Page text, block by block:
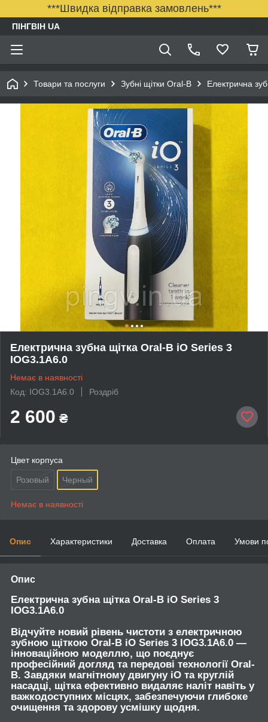
***Швидка відправка замовлень***
ПІНГВІН UA
Товари та послуги Зубні щітки Oral-B Електрична
Електрична зубна щітка Oral-B iO Series 3
IOG3.1A6.0
Немає в наявності
Код: IOG3.1A6.0
Роздріб
2 600 ₴
Цвет корпуса
Розовый Черный
Немає в наявності
Опис Характеристики Доставка Оплата Умови
Опис
Електрична зубна щітка Oral-B iO Series 3
IOG3.1A6.0
Відчуйте новий рівень чистоти з електричною
зубною щіткою Oral-B iO Series 3 IOG3.1A6.0 —
інноваційною моделлю, що поєднує
професійний догляд та передові технології Oral-
B. Завдяки магнітному двигуну iO та круглій
насадці, щітка ефективно видаляє наліт навіть у
важкодоступних місцях, забезпечуючи глибоке
очищення та здорову усмішку щодня.